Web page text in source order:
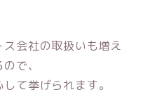
会社の取扱いも増え
で、
て挙げられます。